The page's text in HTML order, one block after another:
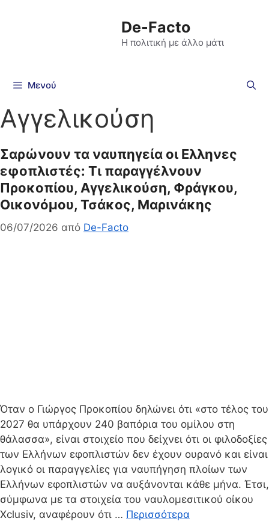
De-Facto
Η πολιτική με άλλο μάτι
Μενού
Αγγελικούση
Σαρώνουν τα ναυπηγεία οι Ελληνες
εφοπλιστές: Τι παραγγέλνουν
Προκοπίου, Αγγελικούση, Φράγκου,
Οικονόμου, Τσάκος, Μαρινάκης
06/07/2026 από De-Facto
Όταν ο Γιώργος Προκοπίου δηλώνει ότι «στο τέλος του
2027 θα υπάρχουν 240 βαπόρια του ομίλου στη
θάλασσα», είναι στοιχείο που δείχνει ότι οι φιλοδοξίες
των Ελλήνων εφοπλιστών δεν έχουν ουρανό και είναι
λογικό οι παραγγελίες για ναυπήγηση πλοίων των
Ελλήνων εφοπλιστών να αυξάνονται κάθε μήνα. Έτσι,
σύμφωνα με τα στοιχεία του ναυλομεσιτικού οίκου
Xclusiv, αναφέρουν ότι … Περισσότερα